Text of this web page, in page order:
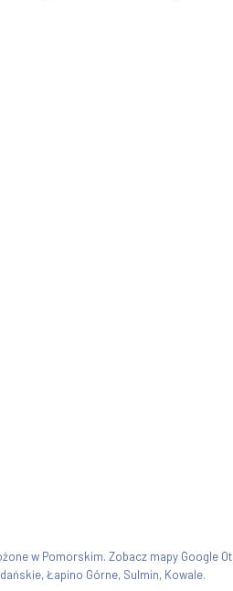
w Pomorskim. Zobacz mapy Google
Łapino Górne, Sulmin, Kowale.